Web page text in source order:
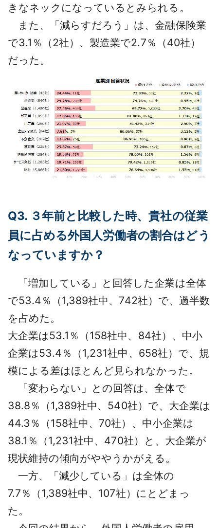
きなネックになっているとみられる。
また、「減らすだろう」は、金融保険業
で3.1％（2社）、製造業で2.7％（40社）
だった。
Q3. ３年前と比較した時、貴社の従業
員に占める外国人労働者の割合はどう
なっていますか？
「増加している」と回答した企業は全体
で53.4％（1,389社中、742社）で、過半数
を占めた。
大企業は53.1％（158社中、84社）、中小
企業は53.4％（1,231社中、658社）で、規
模による差はほとんど見られなかった。
「変わらない」との回答は、全体で
38.8％（1,389社中、540社）で、大企業は
44.3％（158社中、70社）、中小企業は
38.1％（1,231社中、470社）と、大企業が
現状維持の傾向がややうかがえる。
一方、「減少している」は全体の
7.7％（1,389社中、107社）にとどまっ
た。